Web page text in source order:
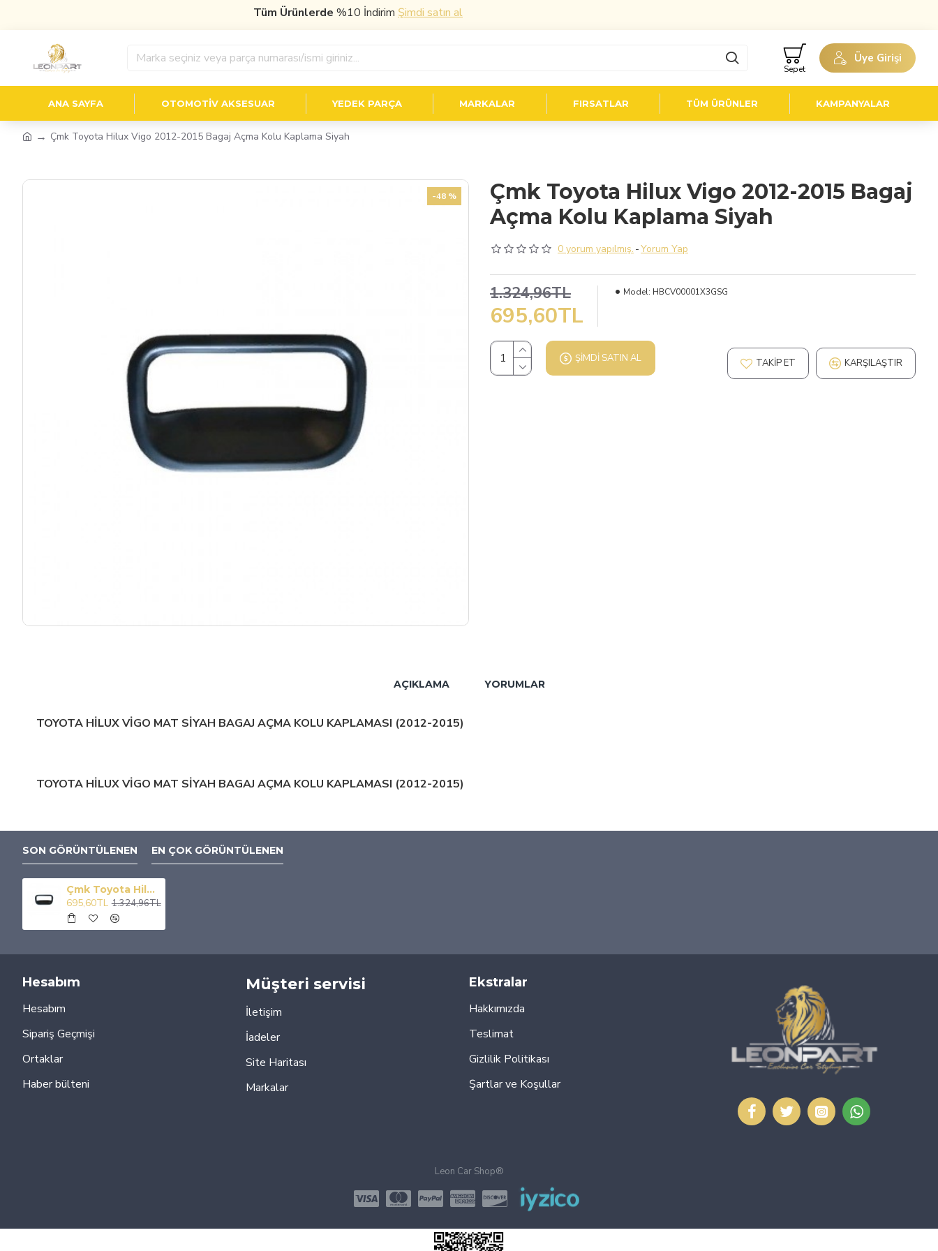
Tüm Ürünlerde%10 İndirimŞimdi satın al
Üye Girişi
Sepet
ANA SAYFA OTOMOTIV AKSESUAR YEDEK PARÇA MARKALAR FIRSATLAR TÜM ÜRÜNLER KAMPANYALAR
Çmk Toyota Hilux Vigo 2012-2015 Bagaj Açma Kolu Kaplama Siyah
-48 %
Çmk Toyota Hilux Vigo 2012-2015 Bagaj
Açma Kolu Kaplama Siyah
0 yorum yapılmış. -Yorum Yap
695,60TL
1.324,96TL Model: HBCV00001X3GSG
ŞIMDI SATIN AL TAKIP ET KARŞILAŞTIR
AÇIKLAMA YORUMLAR
TOYOTA HİLUX VİGO MAT SİYAH BAGAJ AÇMA KOLU KAPLAMASI (2012-2015)
TOYOTA HİLUX VİGO MAT SİYAH BAGAJ AÇMA KOLU KAPLAMASI (2012-2015)
SON GÖRÜNTÜLENEN EN ÇOK GÖRÜNTÜLENEN
Çmk Toyota Hilux Vigo 2012-2015 Bagaj Açma Kolu Kaplama Siyah
695,60TL 1.324,96TL
Hesabım
Hesabım
Sipariş Geçmişi
Ortaklar
Haber bülteni
Müşteri servisi
İletişim
İadeler
Site Haritası
Markalar
Ekstralar
Hakkımızda
Teslimat
Gizlilik Politikası
Şartlar ve Koşullar
Leon Car Shop®